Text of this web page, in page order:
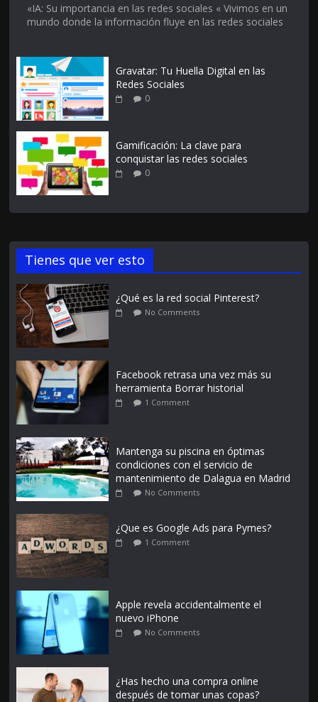
«IA: Su importancia en las redes sociales « Vivimos en un
mundo donde la información fluye en las redes sociales
Gravatar: Tu Huella Digital en las
Redes Sociales
0
Gamificación: La clave para
conquistar las redes sociales
0
Tienes que ver esto
¿Qué es la red social Pinterest?
No Comments
Facebook retrasa una vez más su
herramienta Borrar historial
1 Comment
Mantenga su piscina en óptimas
condiciones con el servicio de
mantenimiento de Dalagua en Madrid
No Comments
¿Que es Google Ads para Pymes?
1 Comment
Apple revela accidentalmente el
nuevo iPhone
No Comments
¿Has hecho una compra online
después de tomar unas copas?